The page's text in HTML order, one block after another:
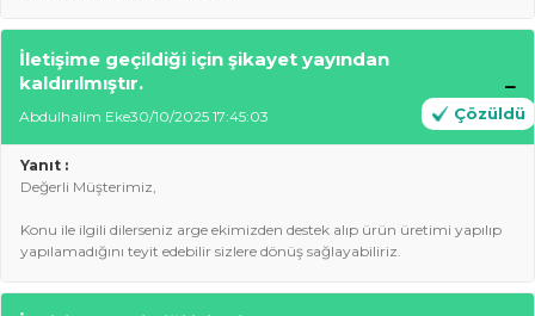
İletişime geçildiği için şikayet yayından
kaldırılmıştır.
Çözüldü
Abdulhalim Eke30/10/2025 17:45:03
Yanıt :
Değerli Müşterimiz,
Konu ile ilgili dilerseniz arge ekimizden destek alıp ürün üretimi yapılıp
yapılamadığını teyit edebilir sizlere dönüş sağlayabiliriz.